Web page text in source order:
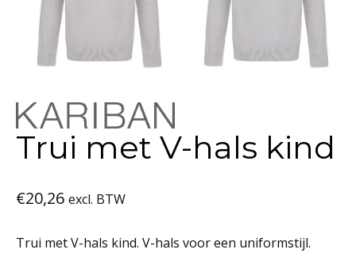
Trui met V-hals kind
€20,26 excl. BTW
Trui met V-hals kind. V-hals voor een uniformstijl.